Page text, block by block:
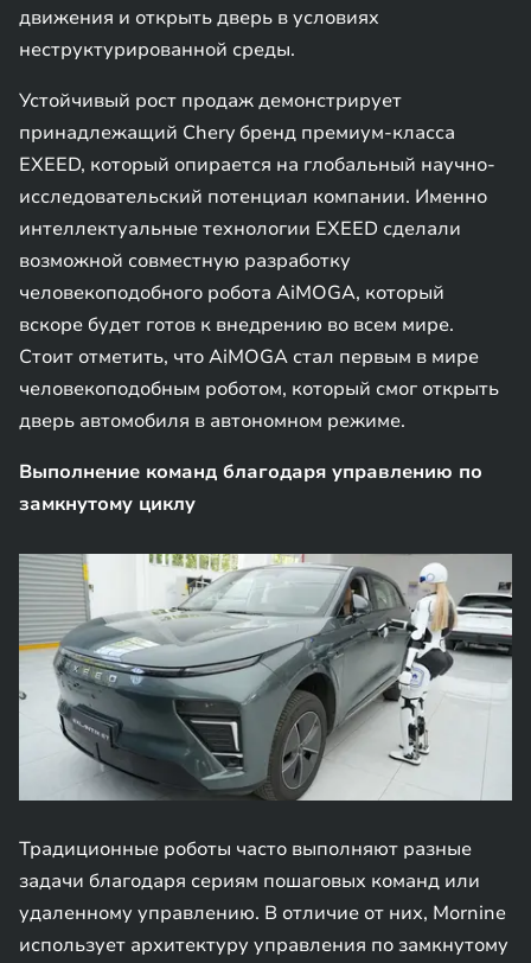
движения и открыть дверь в условиях
неструктурированной среды.
Устойчивый рост продаж демонстрирует
принадлежащий Chery бренд премиум-класса
EXEED, который опирается на глобальный научно-
исследовательский потенциал компании. Именно
интеллектуальные технологии EXEED сделали
возможной совместную разработку
человекоподобного робота AiMOGA, который
вскоре будет готов к внедрению во всем мире.
Стоит отметить, что AiMOGA стал первым в мире
человекоподобным роботом, который смог открыть
дверь автомобиля в автономном режиме.
Выполнение команд благодаря управлению по
замкнутому циклу
Традиционные роботы часто выполняют разные
задачи благодаря сериям пошаговых команд или
удаленному управлению. В отличие от них, Mornine
использует архитектуру управления по замкнутому